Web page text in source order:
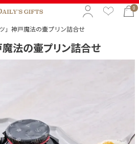
0
」神戸魔法の壷プリン詰合せ
魔法の壷プリン詰合せ